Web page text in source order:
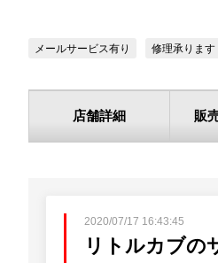
メールサービス有り 修理承ります
店舗詳細 販
2020/07/17 16:43:45
リトルカブの